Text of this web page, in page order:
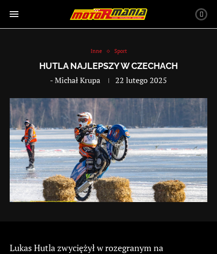
Inne Sport
HUTLA NAJLEPSZY W CZECHACH
-Michał Krupa 22 lutego 2025
Lukas Hutla zwyciężył w rozegranym na